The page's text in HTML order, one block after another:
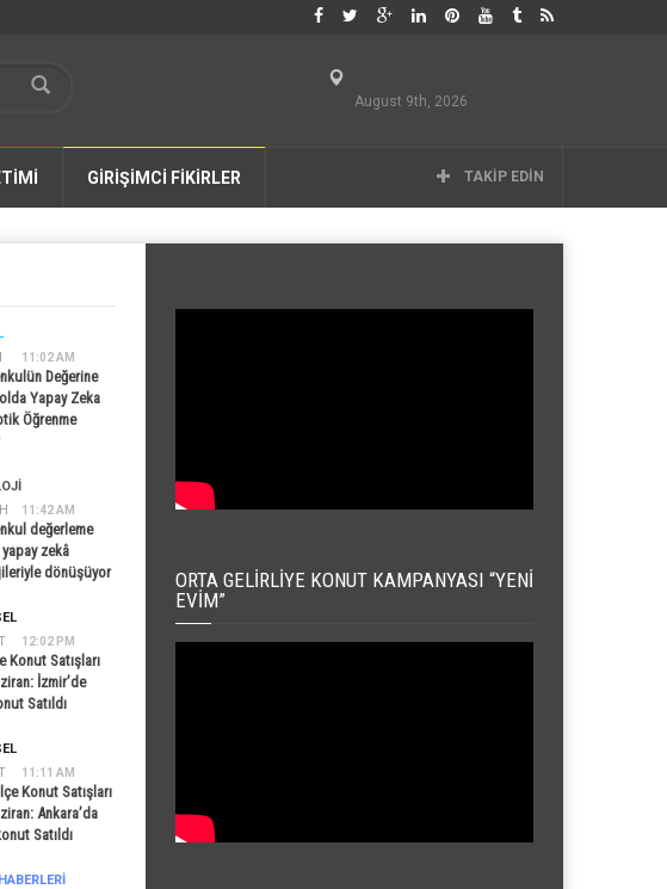
August 9th, 2026
GİRİŞİMCİ FİKİRLER TAKIP EDIN
11:02 AM
Değerine
Yapay Zeka
Öğrenme
11:42 AM
değerleme
zekâ
dönüşüyor
12:02 PM
Konut Satışları
İzmir’de
Satıldı
11:11 AM
Konut Satışları
Ankara’da
Satıldı
ORTA GELIRLIYE KONUT KAMPANYASI “YENI
EVIM”